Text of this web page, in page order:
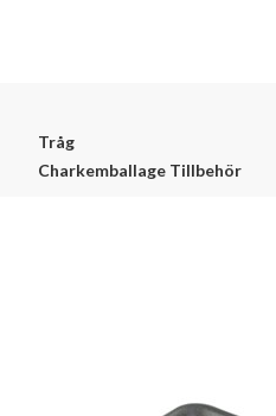
Tråg
Charkemballage Tillbehör